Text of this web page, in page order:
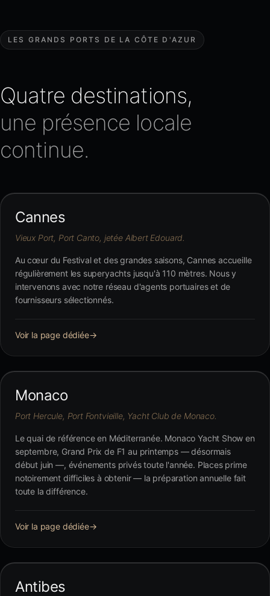
LES GRANDS PORTS DE LA CÔTE D'AZUR
Quatre destinations,
une présence locale
continue.
Cannes
Vieux Port, Port Canto, jetée Albert Edouard.
Au cœur du Festival et des grandes saisons, Cannes accueille
régulièrement les superyachts jusqu'à 110 mètres. Nous y
intervenons avec notre réseau d'agents portuaires et de
fournisseurs sélectionnés.
Voir la page dédiée→
Monaco
Port Hercule, Port Fontvieille, Yacht Club de Monaco.
Le quai de référence en Méditerranée. Monaco Yacht Show en
septembre, Grand Prix de F1 au printemps — désormais
début juin —, événements privés toute l'année. Places prime
notoirement difficiles à obtenir — la préparation annuelle fait
toute la différence.
Voir la page dédiée→
Antibes